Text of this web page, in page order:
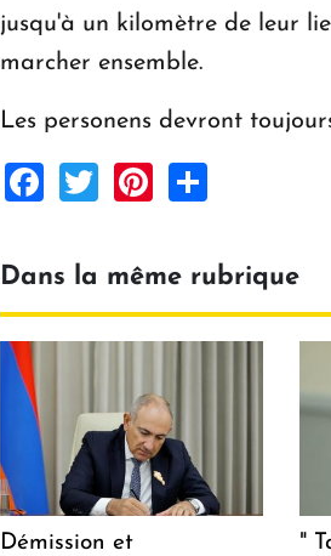
jusqu'à un kilomètre de leur
marcher ensemble.
Les personens devront
Facebook
TwitterPinterest
Dans la même rubrique
Démission et
"